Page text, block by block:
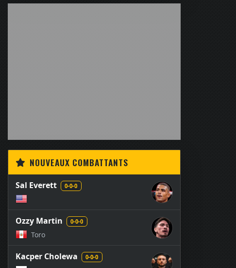
NOUVEAUX COMBATTANTS
Sal Everett 0-0-0
Ozzy Martin 0-0-0
Toro
Kacper Cholewa 0-0-0